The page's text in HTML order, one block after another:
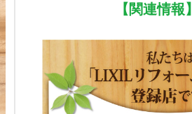
【関連情報】